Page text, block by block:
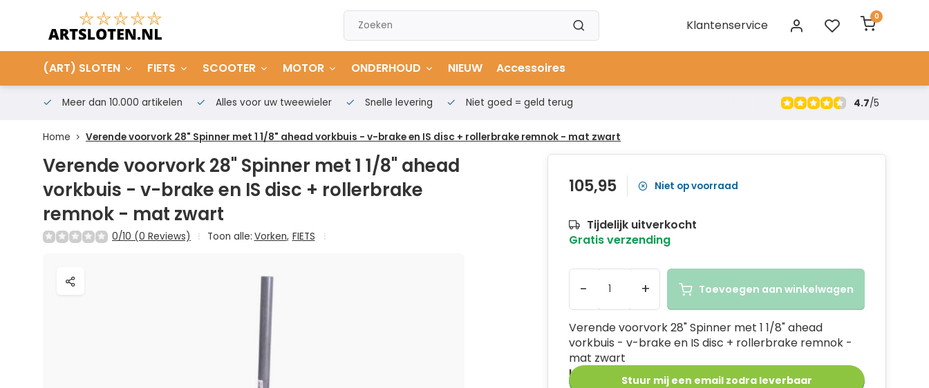
Klantenservice
0
(ART) SLOTEN FIETS SCOOTER MOTOR ONDERHOUD NIEUW Accessoires
Meer dan 10.000 artikelen Alles voor uw tweewieler Snelle levering Niet goed = geld terug 4.7/5
Home Verende voorvork 28" Spinner met 1 1/8" ahead vorkbuis - v-brake en IS disc + rollerbrake remnok - mat zwart
Verende voorvork 28" Spinner met 1 1/8" ahead
vorkbuis - v-brake en IS disc + rollerbrake
remnok - mat zwart
0/10 (0 Reviews) Toon alle: Vorken, FIETS
105,95 Niet op voorraad
Tijdelijk uitverkocht
Gratis verzending
- + Toevoegen aan winkelwagen
Verende voorvork 28" Spinner met 1 1/8" ahead
vorkbuis - v-brake en IS disc + rollerbrake remnok -
mat zwart
Lees meerStuur mij een email zodra leverbaar